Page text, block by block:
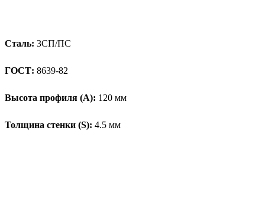
Сталь: 3СП/ПС
ГОСТ: 8639-82
Высота профиля (А): 120 мм
Толщина стенки (S): 4.5 мм